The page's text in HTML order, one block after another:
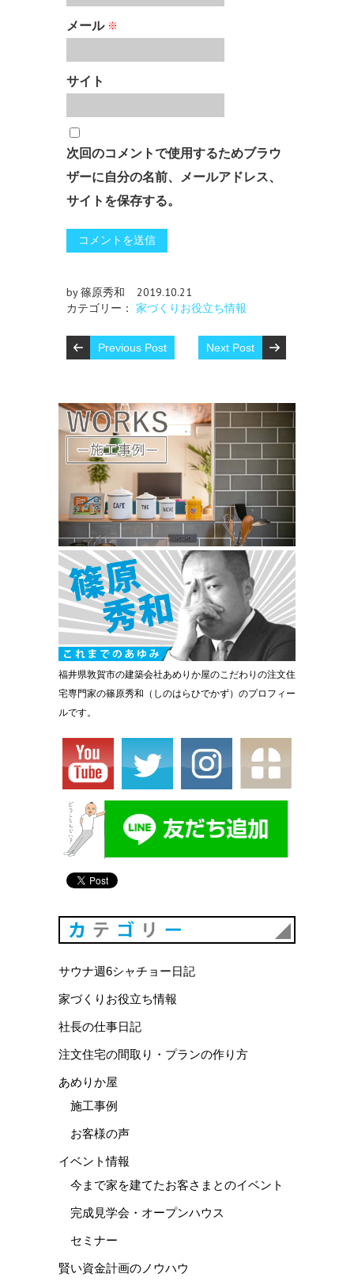
メール ※
サイト
次回のコメントで使用するためブラウ
ザーに自分の名前、メールアドレス、
サイトを保存する。
by 篠原秀和
2019.10.21
カテゴリー： 家づくりお役立ち情報
Previous Post Next Post
福井県敦賀市の建築会社あめりか屋のこだわりの注文住
宅専門家の篠原秀和（しのはらひでかず）のプロフィー
ルです。
サウナ週6シャチョー日記
家づくりお役立ち情報
社長の仕事日記
注文住宅の間取り・プランの作り方
あめりか屋
施工事例
お客様の声
イベント情報
今まで家を建てたお客さまとのイベント
完成見学会・オープンハウス
セミナー
賢い資金計画のノウハウ